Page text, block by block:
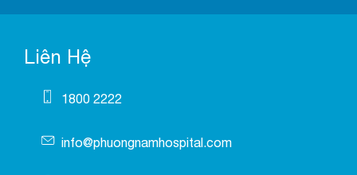
Liên Hệ
1800 2222
info@phuongnamhospital.com